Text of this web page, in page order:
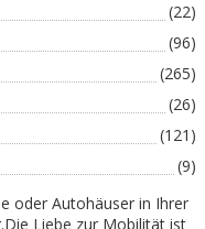
(22)
(96)
(265)
(26)
(121)
(9)
oder Autohäuser in Ihrer
Liebe zur Mobilität ist